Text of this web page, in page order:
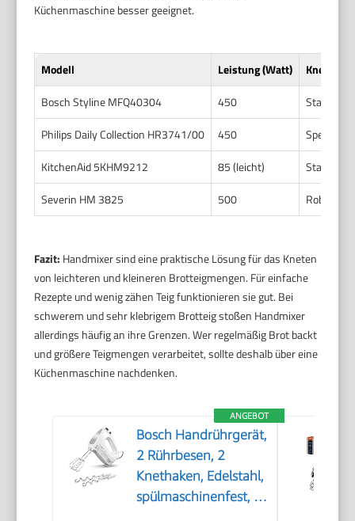
Küchenmaschine besser geeignet.
Modell Leistung (Watt)
Bosch Styline MFQ40304
450
Philips Daily Collection HR3741/00
450
Spezieller
KitchenAid 5KHM9212
85 (leicht)
Severin HM 3825
500 Robuste
Fazit: Handmixer sind eine praktische Lösung für das Kneten
von leichteren und kleineren Brotteigmengen. Für einfache
Rezepte und wenig zähen Teig funktionieren sie gut. Bei
schwerem und sehr klebrigem Brotteig stoßen Handmixer
allerdings häufig an ihre Grenzen. Wer regelmäßig Brot backt
und größere Teigmengen verarbeitet, sollte deshalb über eine
Küchenmaschine nachdenken.
ANGEBOT
Bosch Handrührgerät,
2 Rührbesen, 2
Knethaken, Edelstahl,
spülmaschinenfest, 4